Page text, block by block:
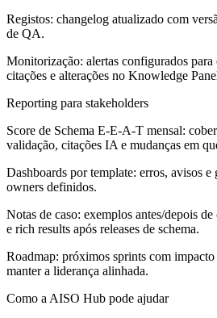
Registos: changelog atualizado com
de QA.
Monitorização: alertas configurados para
citações e alterações no Knowledge
Reporting para stakeholders
Score de Schema E-E-A-T mensal:
validação, citações IA e mudanças em
Dashboards por template: erros, avisos e
owners definidos.
Notas de caso: exemplos antes/depois
e rich results após releases de schema.
Roadmap: próximos sprints com impacto
manter a liderança alinhada.
Como a AISO Hub pode ajudar